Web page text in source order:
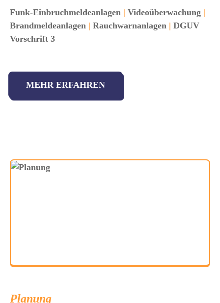
Funk-Einbruchmeldeanlagen | Videoüberwachung |
Brandmeldeanlagen | Rauchwarnanlagen | DGUV
Vorschrift 3
MEHR ERFAHREN
Planung